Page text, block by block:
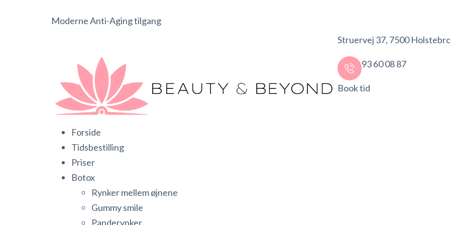
Moderne Anti-Aging tilgang
Struervej 37, 7500
Forside
Tidsbestilling
Priser
Botox
Rynker mellem øjnene
Gummy smile
Panderynker
93 60 08 87
Book tid